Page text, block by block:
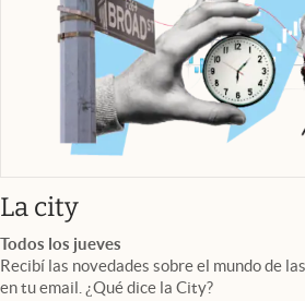
La cityabre en nueva
Todos los jueves
Recibí las novedades sobre el mundo de
en tu email. ¿Qué dice la City?